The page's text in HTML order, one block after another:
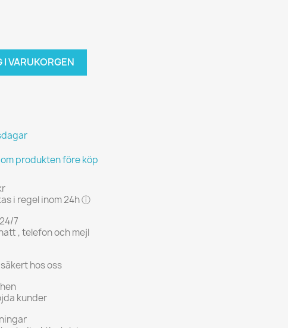
I VARUKORGEN
produkten före köp
i regel inom 24h ⓘ
7
, telefon och mejl
hos oss
kunder